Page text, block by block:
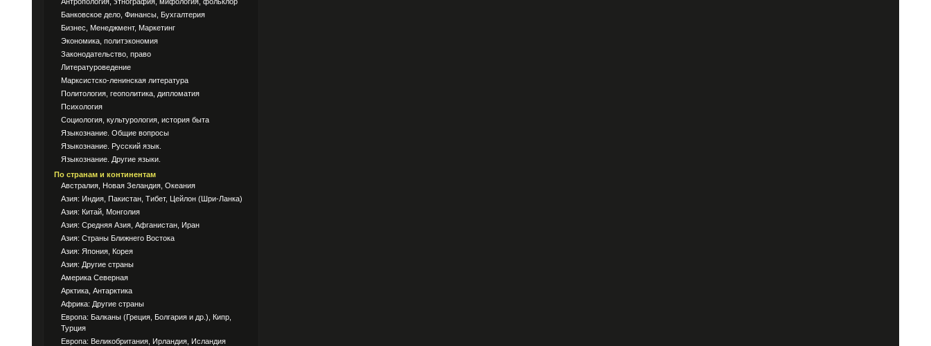
Банковское дело, Финансы, Бухгалтерия
Бизнес, Менеджмент, Маркетинг
Экономика, политэкономия
Законодательство, право
Литературоведение
Марксистско-ленинская литература
Политология, геополитика, дипломатия
Психология
Социология, культурология, история быта
Языкознание. Общие вопросы
Языкознание. Русский язык.
Языкознание. Другие языки.
По странам и континентам
Австралия, Новая Зеландия, Океания
Азия: Индия, Пакистан, Тибет, Цейлон (Шри-Ланка)
Азия: Китай, Монголия
Азия: Средняя Азия, Афганистан, Иран
Азия: Страны Ближнего Востока
Азия: Япония, Корея
Азия: Другие страны
Америка Северная
Арктика, Антарктика
Африка: Другие страны
Европа: Балканы (Греция, Болгария и др.), Кипр,
Турция
Европа: Великобритания, Ирландия, Исландия